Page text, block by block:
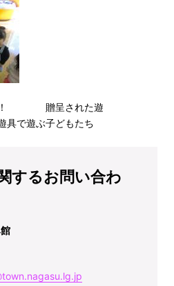
！！ 贈呈された遊
ぶ子どもたち
するお問い合わ